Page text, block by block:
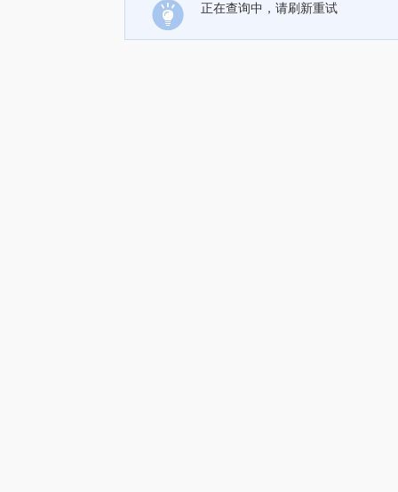
正在查询中，请刷新重试